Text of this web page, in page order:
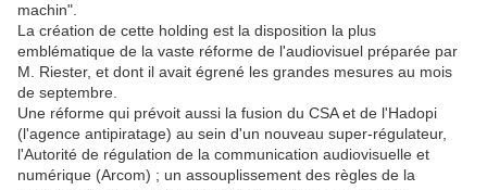
machin".
La création de cette holding est la disposition la plus
emblématique de la vaste réforme de l'audiovisuel préparée par
M. Riester, et dont il avait égrené les grandes mesures au mois
de septembre.
Une réforme qui prévoit aussi la fusion du CSA et de l'Hadopi
(l'agence antipiratage) au sein d'un nouveau super-régulateur,
l'Autorité de régulation de la communication audiovisuelle et
numérique (Arcom) ; un assouplissement des règles de la